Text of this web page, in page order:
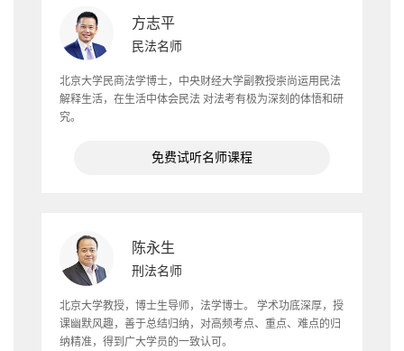
方志平
民法名师
北京大学民商法学博士，中央财经大学副教授崇尚运用民法
解释生活，在生活中体会民法 对法考有极为深刻的体悟和研
究。
免费试听名师课程
陈永生
刑法名师
北京大学教授，博士生导师，法学博士。 学术功底深厚，授
课幽默风趣，善于总结归纳，对高频考点、重点、难点的归
纳精准，得到广大学员的一致认可。